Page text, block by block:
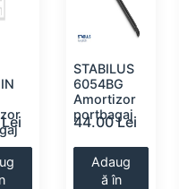
STABILUS
6054BG
Amortizor
portbagaj
44.00 Lei
Adaug
ă în